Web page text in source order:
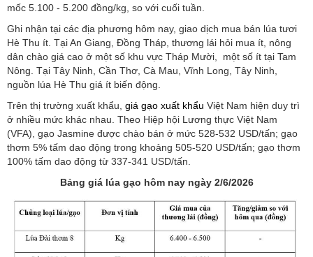
mốc 5.100 - 5.200 đồng/kg, so với cuối tuần.
Ghi nhận tại các địa phương hôm nay, giao dịch mua bán lúa tươi
Hè Thu ít. Tại An Giang, Đồng Tháp, thương lái hỏi mua ít, nông
dân chào giá cao ở một số khu vực Tháp Mười, một số ít tại Tam
Nông. Tại Tây Ninh, Cần Thơ, Cà Mau, Vĩnh Long, Tây Ninh,
nguồn lúa Hè Thu giá ít biến động.
Trên thị trường xuất khẩu, giá gạo xuất khẩu Việt Nam hiện duy trì
ở nhiều mức khác nhau. Theo Hiệp hội Lương thực Việt Nam
(VFA), gạo Jasmine được chào bán ở mức 528-532 USD/tấn; gạo
thơm 5% tấm dao động trong khoảng 505-520 USD/tấn; gạo thơm
100% tấm dao động từ 337-341 USD/tấn.
Bảng giá lúa gạo hôm nay ngày 2/6/2026